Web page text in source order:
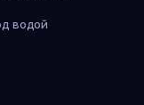
водой